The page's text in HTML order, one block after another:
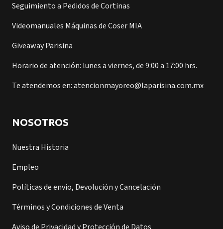
Seguimiento a Pedidos de Cortinas
Videomanuales Máquinas de Coser MIA
Giveaway Parisina
Horario de atención: lunes a viernes, de 9:00 a 17:00 hrs.
Te atendemos en: atencionmayoreo@laparisina.com.mx
NOSOTROS
Nuestra Historia
Empleo
Políticas de envío, Devolución y Cancelación
Términos y Condiciones de Venta